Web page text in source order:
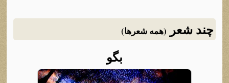
چند شعر (همه شعرها)
بگو